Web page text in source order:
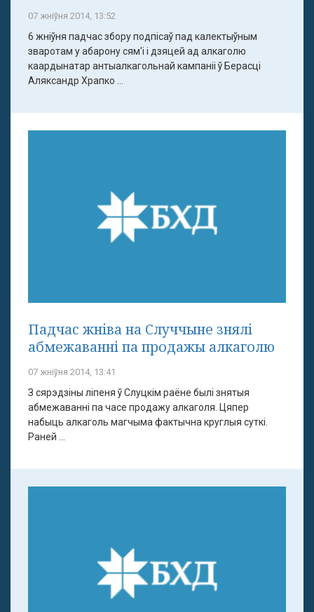
07 жніўня 2014, 13:52
6 жніўня падчас збору подпісаў пад калектыўным
зваротам у абарону сям'і і дзяцей ад алкаголю
каардынатар антыалкагольнай кампаніі ў Берасці
Аляксандр Храпко ...
Падчас жніва на Случчыне знялі
абмежаванні па продажы алкаголю
07 жніўня 2014, 13:41
З сярэдзіны ліпеня ў Слуцкім раёне былі знятыя
абмежаванні па часе продажу алкаголя. Цяпер
набыць алкаголь магчыма фактычна круглыя суткі.
Раней ...